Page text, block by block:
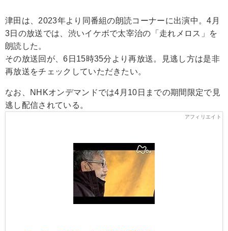
津田は、2023年より同番組の朗読コーナーに出演中。4月
3日の放送では、渋いイケボで太宰治の「走れメロス」を
朗読した。
その放送回が、6日15時35分より再放送。見逃し方は是非
再放送をチェックしていただきたい。
なお、NHKオンデマンドでは4月10日までの期間限定で見
逃し配信されている。